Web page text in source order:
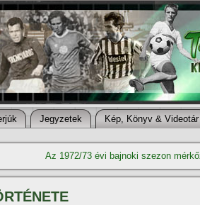
Jegyzetek Kép, Könyv & Videotár
Az 1972/73 évi bajnoki szezon